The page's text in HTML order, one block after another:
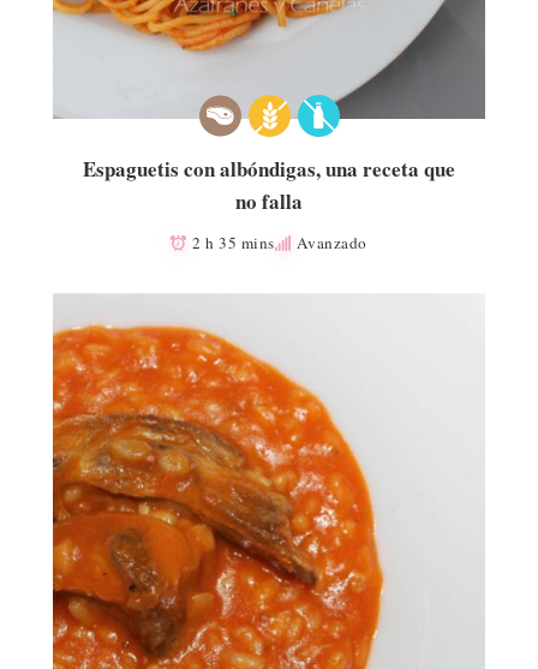
Espaguetis con albóndigas, una receta que
no falla
2 h 35 mins Avanzado